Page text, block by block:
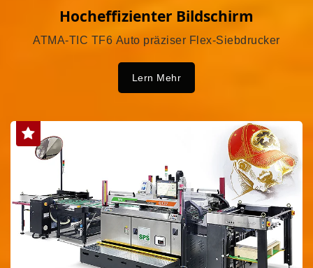
Hocheffizienter Bildschirm
ATMA-TIC TF6 Auto präziser Flex-Siebdrucker
Lern Mehr